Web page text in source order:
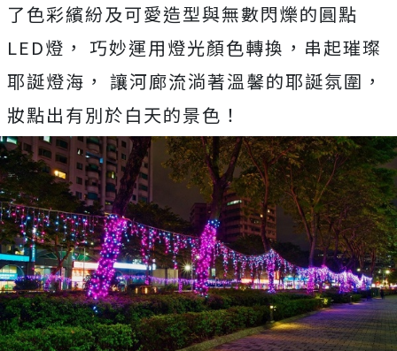
了色彩繽紛及可愛造型與無數閃爍的圓點
LED燈， 巧妙運用燈光顏色轉換，串起璀璨
耶誕燈海， 讓河廊流淌著溫馨的耶誕氛圍，
妝點出有別於白天的景色！